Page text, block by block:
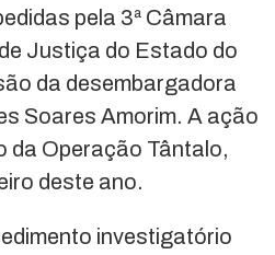
pela 3ª Câmara
Justiça do Estado do
da desembargadora
Soares Amorim. A ação
da Operação Tântalo,
deste ano.
investigatório